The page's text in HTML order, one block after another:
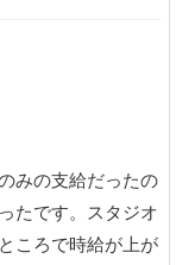
みの支給だったの
たです。スタジオ
ころで時給が上が